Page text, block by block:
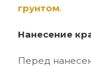
грунтом.
Нанесение
Перед